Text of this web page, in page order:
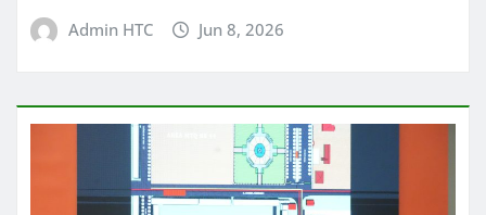
Admin HTC Jun 8, 2026